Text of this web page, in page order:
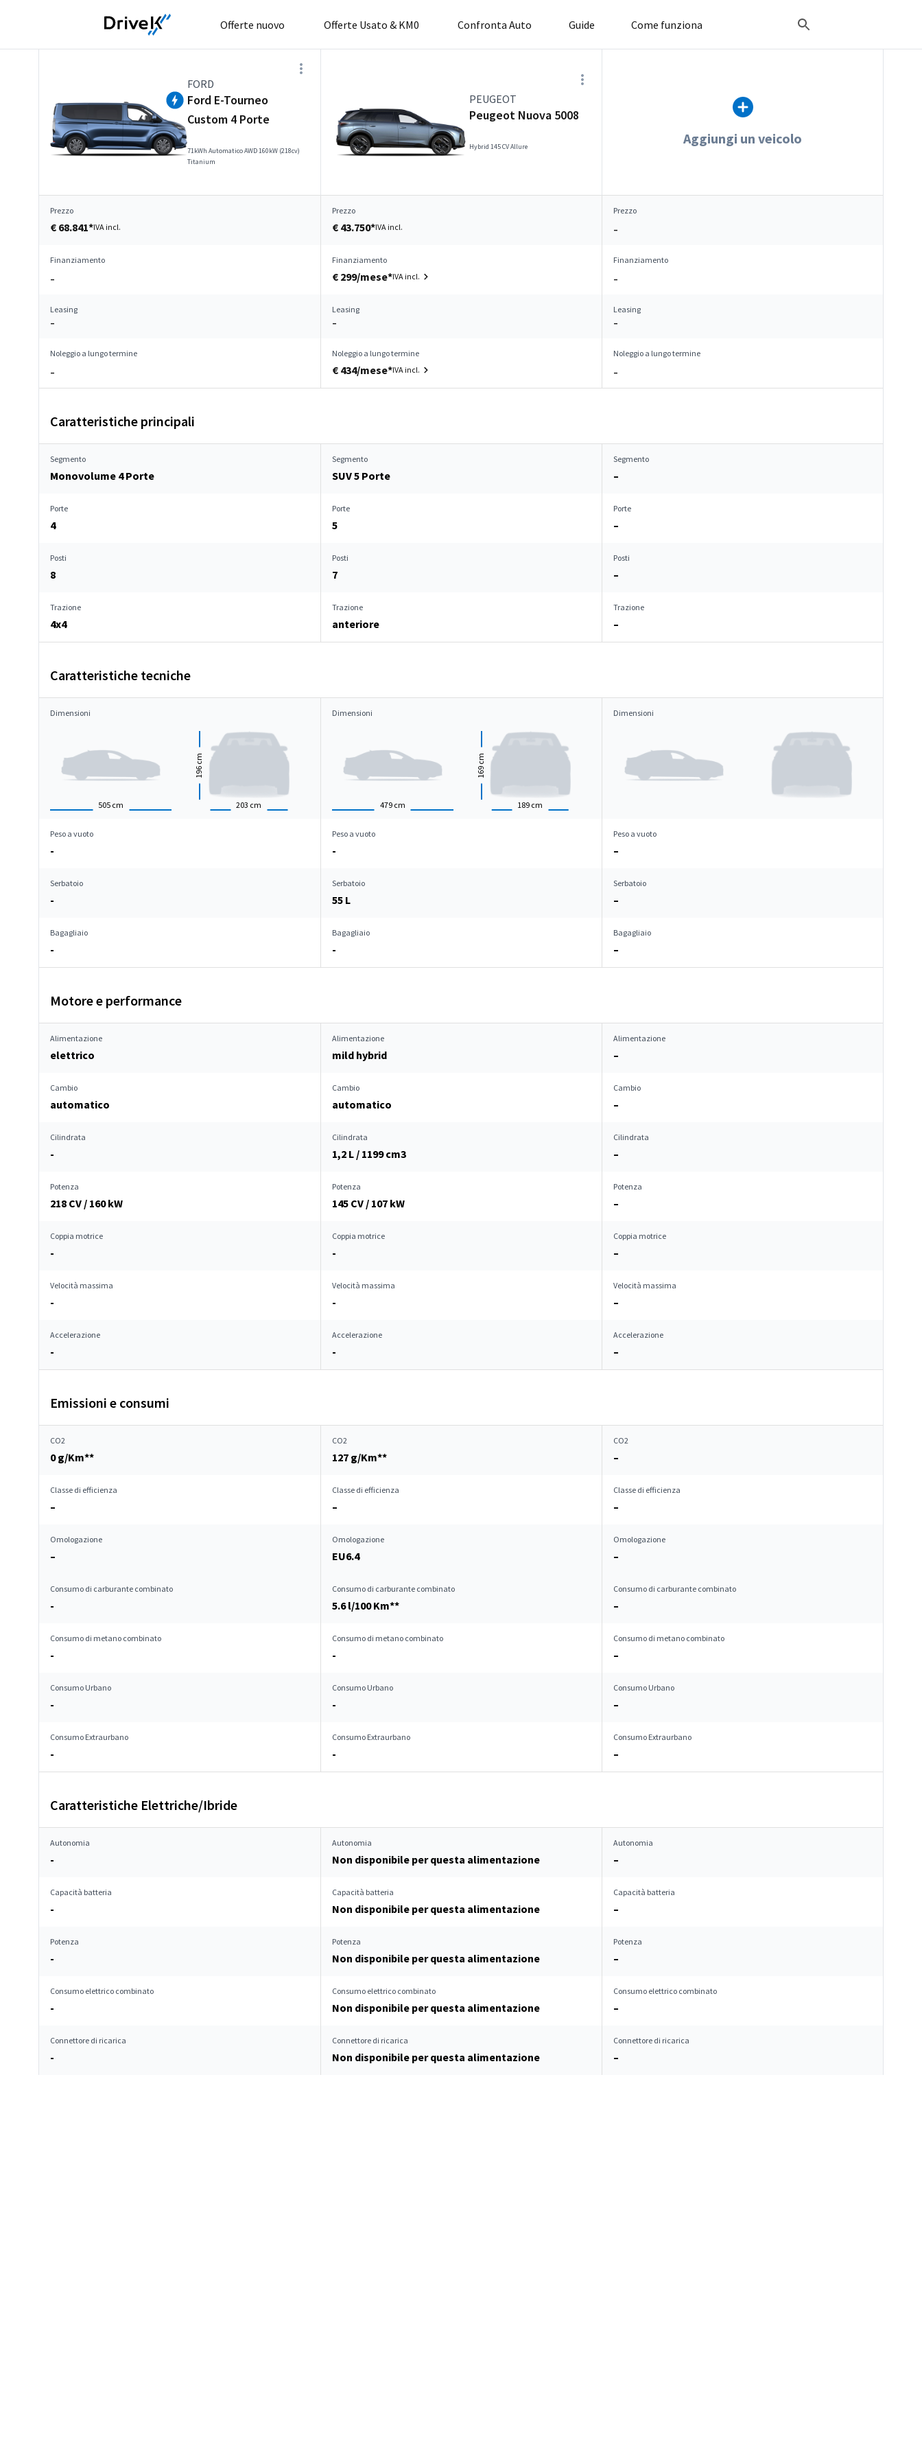
Offerte nuovo Offerte Usato & KM0 Confronta Auto Guide Come funziona
FORD
Ford E-Tourneo
Custom 4 Porte
71kWh Automatico AWD 160kW (218cv)
Titanium
PEUGEOT
Peugeot Nuova 5008
Hybrid 145 CV Allure Aggiungi un veicolo
Prezzo
€ 68.841*IVA incl.
Prezzo
€ 43.750*IVA incl.
Prezzo
–
Finanziamento
–
Finanziamento
€ 299/mese*IVA incl.
Finanziamento
–
Leasing
–
Leasing
–
Leasing
–
Noleggio a lungo termine
–
Noleggio a lungo termine
€ 434/mese*IVA incl.
Noleggio a lungo termine
–
Caratteristiche principali
Segmento
Monovolume 4 Porte
Segmento
SUV 5 Porte
Segmento
–
Porte
4
Porte
5
Porte
–
Posti
8
Posti
7
Posti
–
Trazione
4x4
Trazione
anteriore
Trazione
–
Caratteristiche tecniche
Dimensioni
505 cm 203 cm
196
cm
Dimensioni
479 cm 189 cm
169
cm
Dimensioni
Peso a vuoto
-
Peso a vuoto
-
Peso a vuoto
–
Serbatoio
-
Serbatoio
55 L
Serbatoio
–
Bagagliaio
-
Bagagliaio
-
Bagagliaio
–
Motore e performance
Alimentazione
elettrico
Alimentazione
mild hybrid
Alimentazione
–
Cambio
automatico
Cambio
automatico
Cambio
–
Cilindrata
-
Cilindrata
1,2 L / 1199 cm3
Cilindrata
–
Potenza
218 CV / 160 kW
Potenza
145 CV / 107 kW
Potenza
–
Coppia motrice
-
Coppia motrice
-
Coppia motrice
–
Velocità massima
-
Velocità massima
-
Velocità massima
–
Accelerazione
-
Accelerazione
-
Accelerazione
–
Emissioni e consumi
CO2
0 g/Km**
CO2
127 g/Km**
CO2
–
Classe di efficienza
–
Classe di efficienza
–
Classe di efficienza
–
Omologazione
–
Omologazione
EU6.4
Omologazione
–
Consumo di carburante combinato
-
Consumo di carburante combinato
5.6 l/100 Km**
Consumo di carburante combinato
–
Consumo di metano combinato
-
Consumo di metano combinato
-
Consumo di metano combinato
–
Consumo Urbano
-
Consumo Urbano
-
Consumo Urbano
–
Consumo Extraurbano
-
Consumo Extraurbano
-
Consumo Extraurbano
–
Caratteristiche Elettriche/Ibride
Autonomia
-
Autonomia
Non disponibile per questa alimentazione
Autonomia
–
Capacità batteria
-
Capacità batteria
Non disponibile per questa alimentazione
Capacità batteria
–
Potenza
-
Potenza
Non disponibile per questa alimentazione
Potenza
–
Consumo elettrico combinato
-
Consumo elettrico combinato
Non disponibile per questa alimentazione
Consumo elettrico combinato
–
Connettore di ricarica
-
Connettore di ricarica
Non disponibile per questa alimentazione
Connettore di ricarica
–